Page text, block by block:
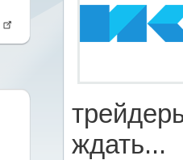
ждать...